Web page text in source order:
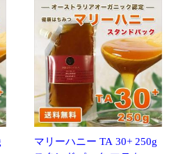
マリーハニー TA 30+ 1,00
0g マヌカハニーと同様の
健康活性力 分析証明書付
オーストラリア・オーガ
ニック認定 はちみつ 蜂
12,240円 （税込*）
送料無
料
(10.0%)